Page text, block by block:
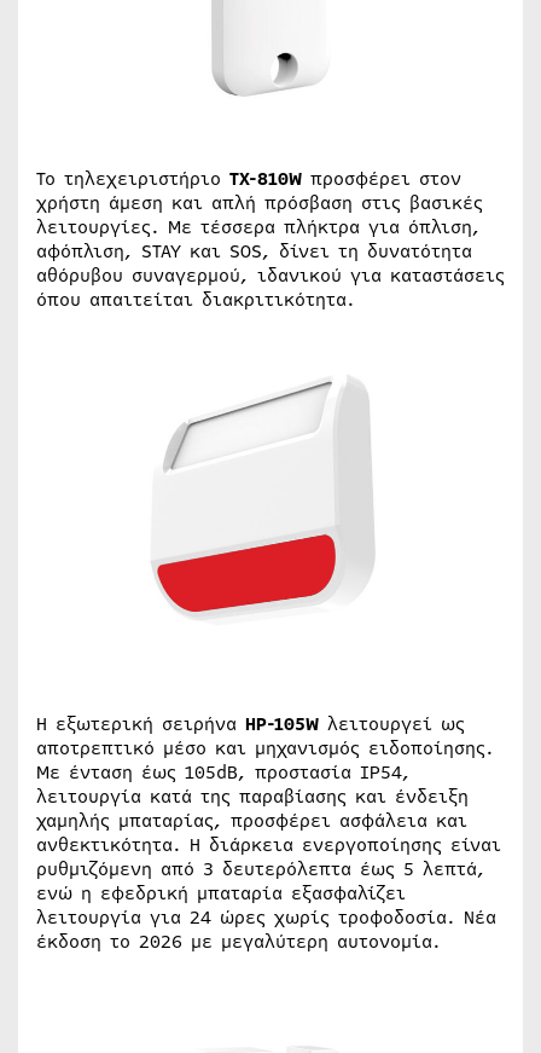
Το τηλεχειριστήριο TX-810W προσφέρει στον
χρήστη άμεση και απλή πρόσβαση στις βασικές
λειτουργίες. Με τέσσερα πλήκτρα για όπλιση,
αφόπλιση, STAY και SOS, δίνει τη δυνατότητα
αθόρυβου συναγερμού, ιδανικού για καταστάσεις
όπου απαιτείται διακριτικότητα.
Η εξωτερική σειρήνα HP-105W λειτουργεί ως
αποτρεπτικό μέσο και μηχανισμός ειδοποίησης.
Με ένταση έως 105dB, προστασία IP54,
λειτουργία κατά της παραβίασης και ένδειξη
χαμηλής μπαταρίας, προσφέρει ασφάλεια και
ανθεκτικότητα. Η διάρκεια ενεργοποίησης είναι
ρυθμιζόμενη από 3 δευτερόλεπτα έως 5 λεπτά,
ενώ η εφεδρική μπαταρία εξασφαλίζει
λειτουργία για 24 ώρες χωρίς τροφοδοσία. Νέα
έκδοση το 2026 με μεγαλύτερη αυτονομία.